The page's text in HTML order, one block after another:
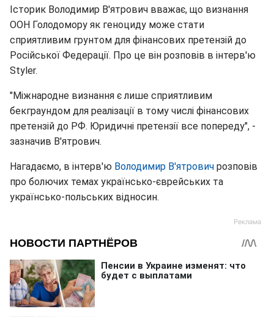
Історик Володимир В'ятрович вважає, що визнання
ООН Голодомору як геноциду може стати
сприятливим грунтом для фінансових претензій до
Російської Федерації. Про це він розповів в інтерв'ю
Styler.
"Міжнародне визнання є лише сприятливим
бекграундом для реалізації в тому числі фінансових
претензій до РФ. Юридичні претензії все попереду", -
зазначив В'ятрович.
Нагадаємо, в інтерв'ю Володимир В'ятрович розповів
про болючих темах українсько-єврейських та
українсько-польських відносин.